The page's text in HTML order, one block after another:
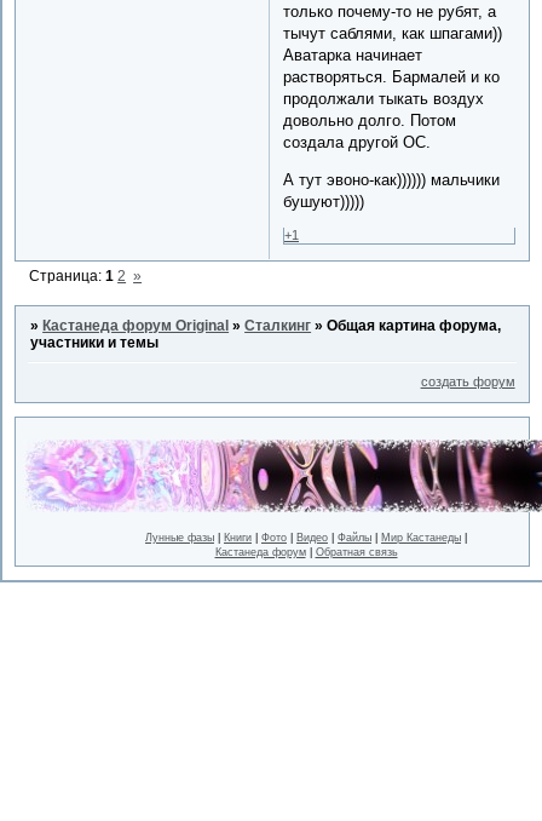
только почему-то не рубят, а
тычут саблями, как шпагами))
Аватарка начинает
растворяться. Бармалей и ко
продолжали тыкать воздух
довольно долго. Потом
создала другой ОС.
А тут эвоно-как)))))) мальчики
бушуют)))))
+1
Страница:1 2 »
» Кастанеда форум Original »Сталкинг »Общая картина форума,
участники и темы
создать форум
Лунные фазы Книги Фото Видео Файлы Мир Кастанеды
Кастанеда форум| Обратная связь